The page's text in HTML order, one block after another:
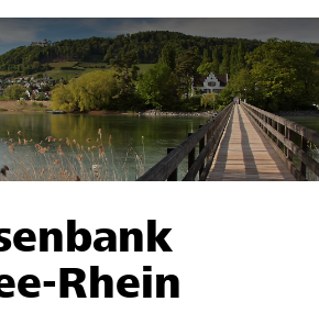
öffnen
des organisations
maintenant
Rhein